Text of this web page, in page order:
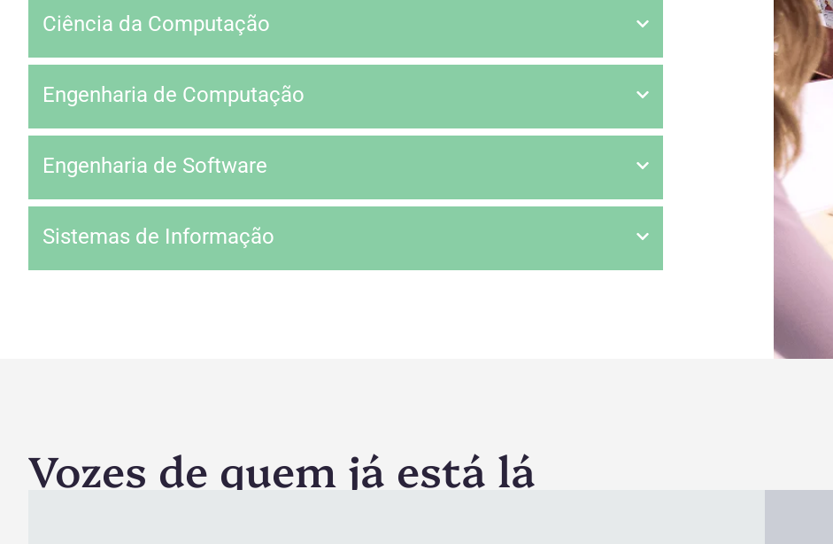
Ciência da Computação
Engenharia de Computação
Engenharia de Software
Sistemas de Informação
Vozes de quem já está lá